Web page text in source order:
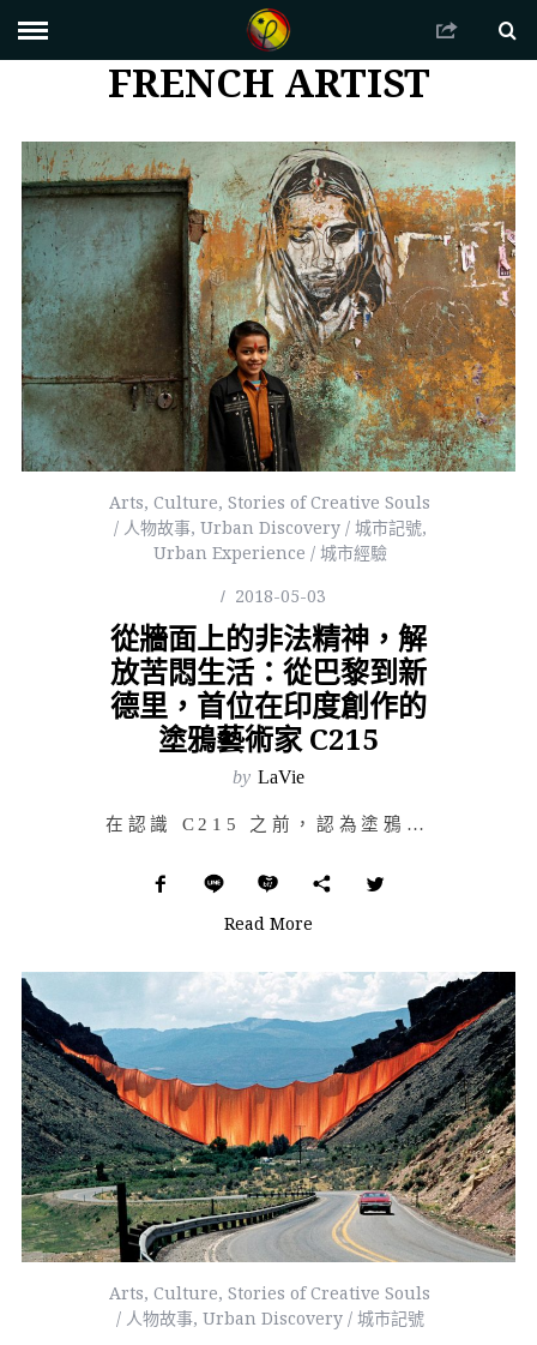
FRENCH ARTIST
Arts,Culture,Stories of Creative Souls
/ 人物故事, Urban Discovery / 城市記號,
Urban Experience / 城市經驗
2018-05-03
從牆面上的非法精神，解
放苦悶生活：從巴黎到新
德里，首位在印度創作的
塗鴉藝術家 C215
by LaVie
在認識 C215 之前，認為塗鴉是種對都市美感的破壞；認識 C215 後，會開始在上下班的路上，搜尋…
Read More
Arts,Culture,Stories of Creative Souls
/ 人物故事, Urban Discovery / 城市記號